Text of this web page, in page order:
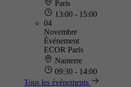
Paris
13:00 - 15:00
04
Novembre
Événement
ECOR Paris
Nanterre
09:30 - 14:00
Tous les événements